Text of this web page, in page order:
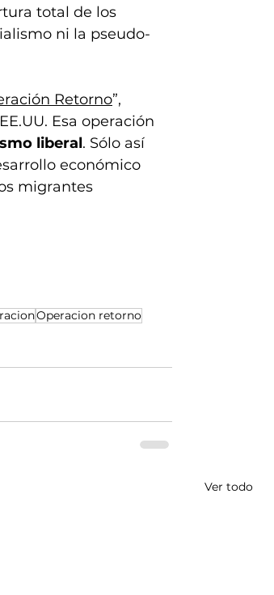
total de los
ni la pseudo-
Retorno”,
Esa operación
liberal. Sólo así
económico
migrantes
Operacion retorno
Ver todo